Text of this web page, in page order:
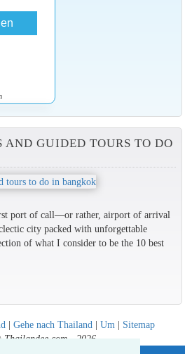
GUIDED TOURS TO DO
port of call—or rather, airport of arrival
city packed with unforgettable
of what I consider to be the 10 best
| Gehe nach Thailand| Um| Sitemap
Thailandee.com - 2026